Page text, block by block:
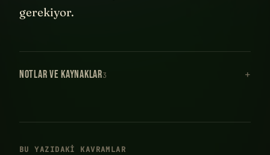
gerekiyor.
NOTLAR VE KAYNAKLAR3
BU YAZIDAKI KAVRAMLAR